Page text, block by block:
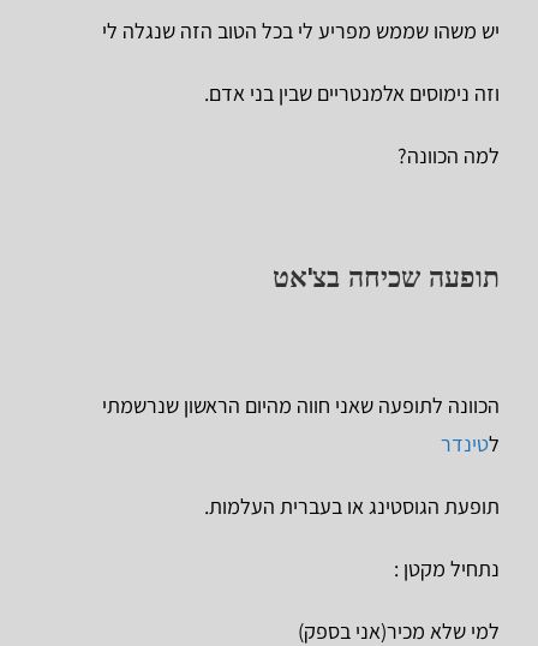
יש משהו שממש מפריע לי בכל הטוב הזה שנגלה לי
וזה נימוסים אלמנטריים שבין בני אדם.
למה הכוונה?
תופעה שכיחה בצ'אט
הכוונה לתופעה שאני חווה מהיום הראשון שנרשמתי
לטינדר
תופעת הגוסטינג או בעברית העלמות.
נתחיל מקטן :
למי שלא מכיר(אני בספק)